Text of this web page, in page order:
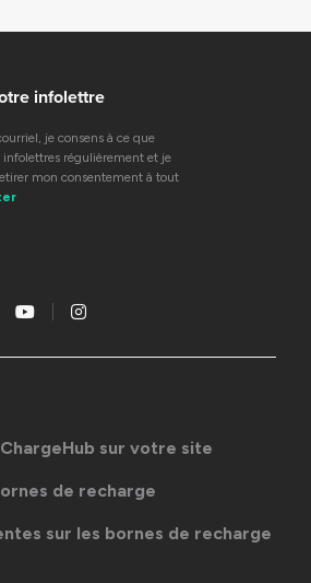
infolettre
je consens à ce que
infolettres régulièrement et je
mon consentement à tout
sur votre site
de recharge
sur les bornes de recharge